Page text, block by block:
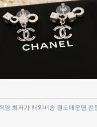
영 최저가 해외배송 원도매운영